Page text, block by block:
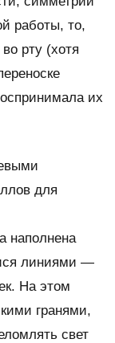
работы, то,
рту (хотя
их
для
наполнена
линиями —
На этом
гранями,
свет